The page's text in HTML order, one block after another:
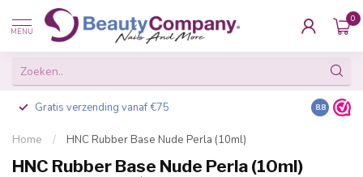
MENU
0
Gratis verzending vanaf €75 Besteld
8.8
Home / HNC Rubber Base Nude Perla (10ml)
HNC Rubber Base Nude Perla (10ml)